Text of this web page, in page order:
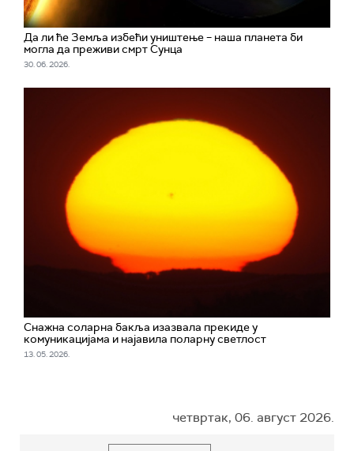
Да ли ће Земља избећи уништење – наша планета би
могла да преживи смрт Сунца
30. 06. 2026.
Снажна соларна бакља изазвала прекиде у
комуникацијама и најавила поларну светлост
13. 05. 2026.
четвртак, 06. август 2026.